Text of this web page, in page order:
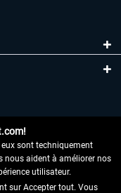
sont techniquement
nous aident à améliorer nos
utilisateur.
sur Accepter tout. Vous